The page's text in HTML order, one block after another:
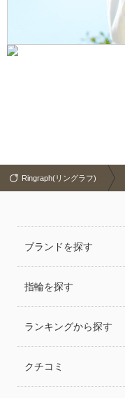
Ringraph(リングラフ)
ブランドを探す
指輪を探す
ランキングから探す
クチコミ